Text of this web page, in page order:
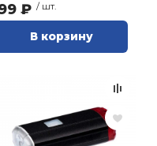
₽ / шт.
В корзину